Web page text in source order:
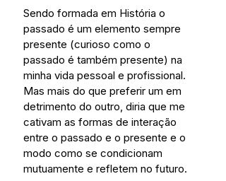
Sendo formada em História o
passado é um elemento sempre
presente (curioso como o
passado é também presente) na
minha vida pessoal e profissional.
Mas mais do que preferir um em
detrimento do outro, diria que me
cativam as formas de interação
entre o passado e o presente e o
modo como se condicionam
mutuamente e refletem no futuro.